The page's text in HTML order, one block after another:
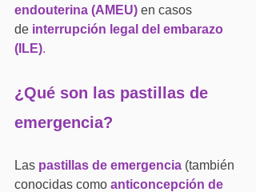
endouterina (AMEU) en casos
de interrupción legal del embarazo
(ILE).
¿Qué son las pastillas de
emergencia?
Las pastillas de emergencia (también
conocidas como anticoncepción de